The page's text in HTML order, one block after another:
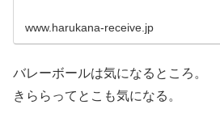
www.harukana-receive.jp
バレーボールは気になるところ。
きららってとこも気になる。